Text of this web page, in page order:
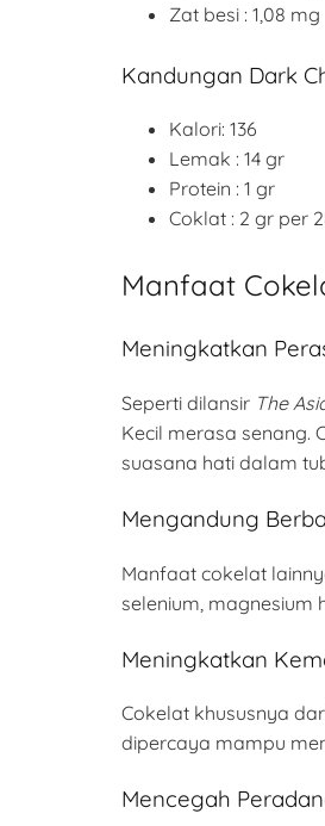
Zat besi : 1,08 mg
Kandungan Dark
Kalori: 136
Lemak : 14 gr
Protein : 1 gr
Coklat : 2 gr per
Manfaat
Meningkatkan
Seperti dilansir The
Kecil merasa senang.
suasana hati dalam
Mengandung
Manfaat cokelat
selenium,
Meningkatkan
Cokelat khususnya
dipercaya mampu
Mencegah